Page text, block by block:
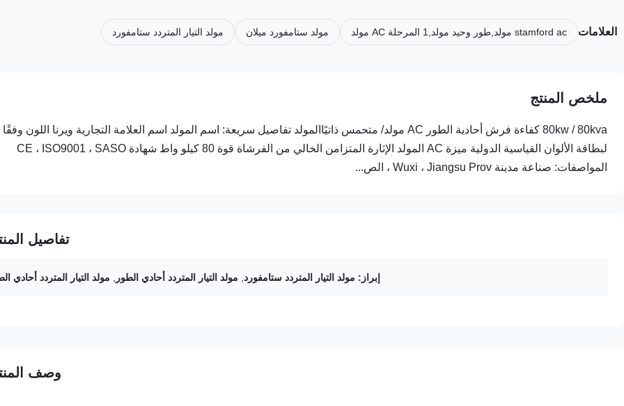
العلامات stamford ac مولد,طور وحيد مولد,1 المرحلة AC مولد مولد ستامفورد ميلان مولد التيار المتردد ستامفورد
ملخص المنتج
80kw / 80kva كفاءة فرش أحادية الطور AC مولد/ متحمس ذاتيًاالمولد تفاصيل سريعة: اسم المولد اسم العلامة التجارية ويرنا اللون وفقًا
لبطاقة الألوان القياسية الدولية ميزة AC المولد الإثارة المتزامن الخالي من الفرشاة قوة 80 كيلو واط شهادة CE ، ISO9001 ، SASO
المواصفات: صناعة مدينة Wuxi ، Jiangsu Prov ، الص...
تفاصيل
إبراز: مولد التيار المتردد ستامفورد, مولد التيار المتردد أحادي الطور , مولد التيار المتردد أحادي
وصف